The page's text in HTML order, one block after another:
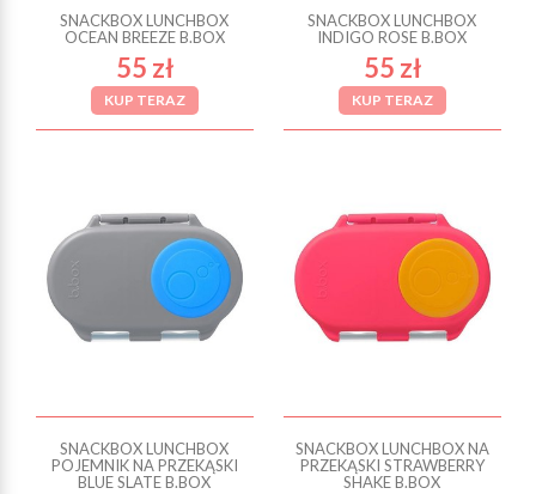
SNACKBOX LUNCHBOX
OCEAN BREEZE B.BOX
55 zł
KUP TERAZ
SNACKBOX LUNCHBOX
INDIGO ROSE B.BOX
55 zł
KUP TERAZ
SNACKBOX LUNCHBOX
POJEMNIK NA PRZEKĄSKI
BLUE SLATE B.BOX
SNACKBOX LUNCHBOX NA
PRZEKĄSKI STRAWBERRY
SHAKE B.BOX